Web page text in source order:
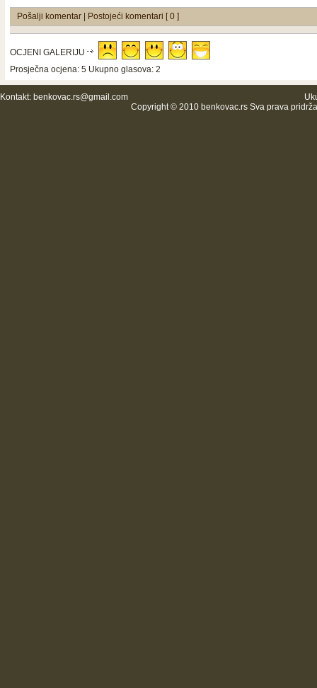
Pošalji komentar | Postojeći komentari [ 0 ]
OCJENI GALERIJU
Prosječna ocjena: 5 Ukupno glasova: 2
Kontakt: benkovac.rs@gmail.com
Copyright © 2010 benkovac.rs Sva prava